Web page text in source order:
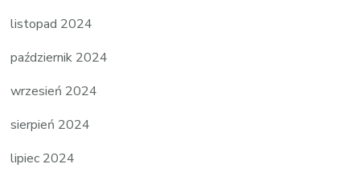
listopad 2024
październik 2024
wrzesień 2024
sierpień 2024
lipiec 2024